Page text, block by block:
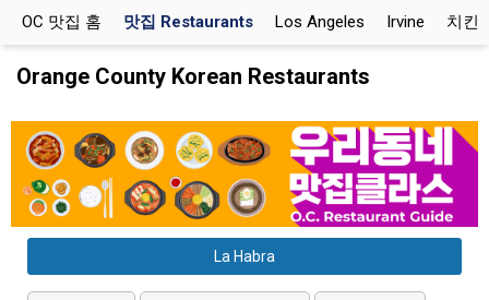
OC 맛집 홈 맛집 Restaurants Los Angeles Irvine 치킨
Orange County Korean Restaurants
La Habra